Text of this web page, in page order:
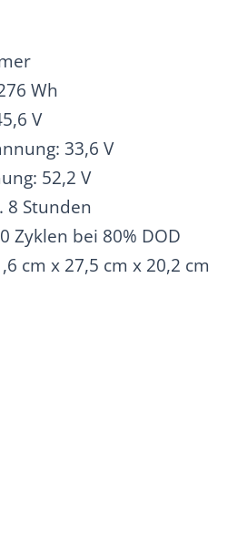
Wh
V
33,6 V
52,2 V
8 Stunden
Zyklen bei 80% DOD
cm x 27,5 cm x 20,2 cm